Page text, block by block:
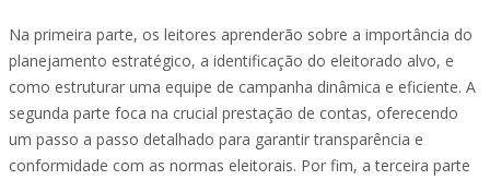
Na primeira parte, os leitores aprenderão sobre a importância do
planejamento estratégico, a identificação do eleitorado alvo, e
como estruturar uma equipe de campanha dinâmica e eficiente. A
segunda parte foca na crucial prestação de contas, oferecendo
um passo a passo detalhado para garantir transparência e
conformidade com as normas eleitorais. Por fim, a terceira parte